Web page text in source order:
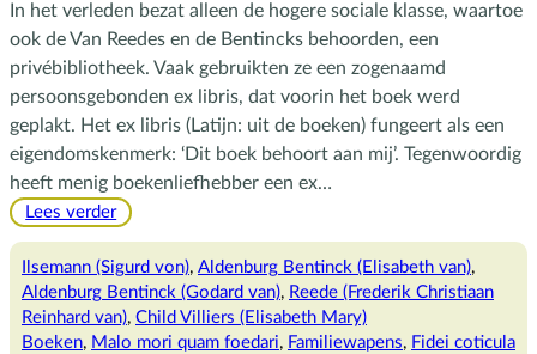
In het verleden bezat alleen de hogere sociale klasse, waartoe
ook de Van Reedes en de Bentincks behoorden, een
privébibliotheek. Vaak gebruikten ze een zogenaamd
persoonsgebonden ex libris, dat voorin het boek werd
geplakt. Het ex libris (Latijn: uit de boeken) fungeert als een
eigendomskenmerk: ‘Dit boek behoort aan mij’. Tegenwoordig
heeft menig boekenliefhebber een ex…
Lees verder:
boek
behoort
aan
mij
Ilsemann (Sigurd von), Aldenburg Bentinck (Elisabeth van)
Aldenburg Bentinck (Godard van), Reede (Frederik Christiaan
Reinhard van), Child Villiers (Elisabeth Mary)
Boeken, Malo mori quam foedari, Familiewapens, Fidei coticula